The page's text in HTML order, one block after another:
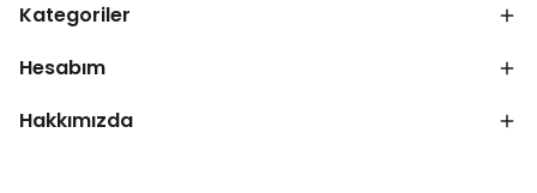
Kategoriler
Hesabım
Hakkımızda